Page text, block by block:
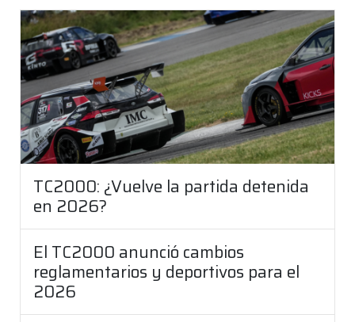
TC2000: ¿Vuelve la partida detenida
en 2026?
El TC2000 anunció cambios
reglamentarios y deportivos para el
2026